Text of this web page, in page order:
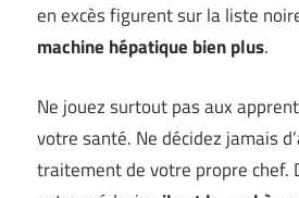
en excès figurent sur la liste
machine hépatique bien plus.
Ne jouez surtout pas aux
votre santé. Ne décidez jamais
traitement de votre propre chef.